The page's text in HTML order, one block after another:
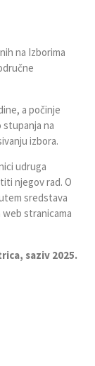
na Izborima
a počinje
na
izbora.
udruga
njegov rad. O
sredstava
web stranicama
saziv 2025.